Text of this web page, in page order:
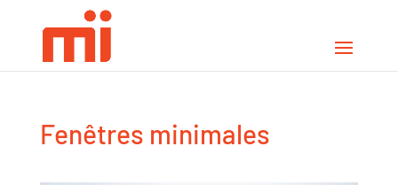
Fenêtres minimales